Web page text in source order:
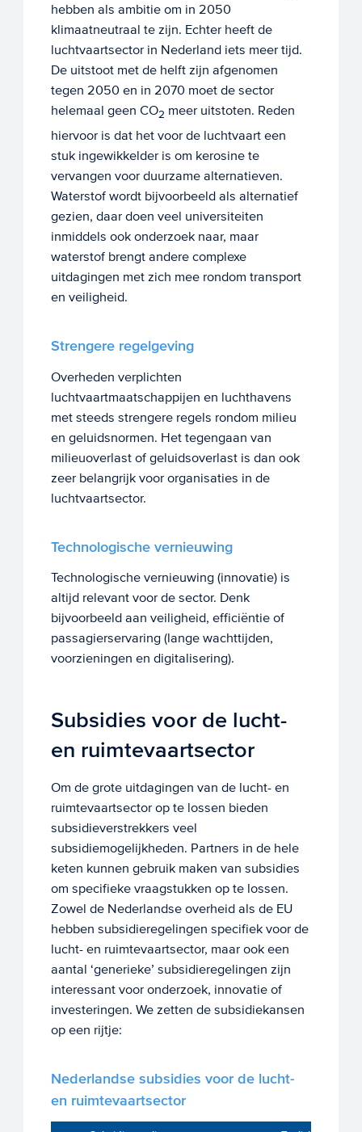
hebben als ambitie om in 2050
klimaatneutraal te zijn. Echter heeft de
luchtvaartsector in Nederland iets meer tijd.
De uitstoot met de helft zijn afgenomen
tegen 2050 en in 2070 moet de sector
helemaal geen CO2 meer uitstoten. Reden
hiervoor is dat het voor de luchtvaart een
stuk ingewikkelder is om kerosine te
vervangen voor duurzame alternatieven.
Waterstof wordt bijvoorbeeld als alternatief
gezien, daar doen veel universiteiten
inmiddels ook onderzoek naar, maar
waterstof brengt andere complexe
uitdagingen met zich mee rondom transport
en veiligheid.
Strengere regelgeving
Overheden verplichten
luchtvaartmaatschappijen en luchthavens
met steeds strengere regels rondom milieu
en geluidsnormen. Het tegengaan van
milieuoverlast of geluidsoverlast is dan ook
zeer belangrijk voor organisaties in de
luchtvaartsector.
Technologische vernieuwing
Technologische vernieuwing (innovatie) is
altijd relevant voor de sector. Denk
bijvoorbeeld aan veiligheid, efficiëntie of
passagierservaring (lange wachttijden,
voorzieningen en digitalisering).
Subsidies voor de lucht-
en ruimtevaartsector
Om de grote uitdagingen van de lucht- en
ruimtevaartsector op te lossen bieden
subsidieverstrekkers veel
subsidiemogelijkheden. Partners in de hele
keten kunnen gebruik maken van subsidies
om specifieke vraagstukken op te lossen.
Zowel de Nederlandse overheid als de EU
hebben subsidieregelingen specifiek voor de
lucht- en ruimtevaartsector, maar ook een
aantal ‘generieke’ subsidieregelingen zijn
interessant voor onderzoek, innovatie of
investeringen. We zetten de subsidiekansen
op een rijtje:
Nederlandse subsidies voor de lucht-
en ruimtevaartsector